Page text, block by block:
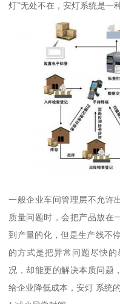
灯”无处不在，安灯系统是一
一般企业车间管理层不允许
质量问题时，会把产品放在
到产量的化，但是生产线不
的方式是把异常问题尽快
况，却能更的解决本质问题
给企业降低成本，安灯 系统